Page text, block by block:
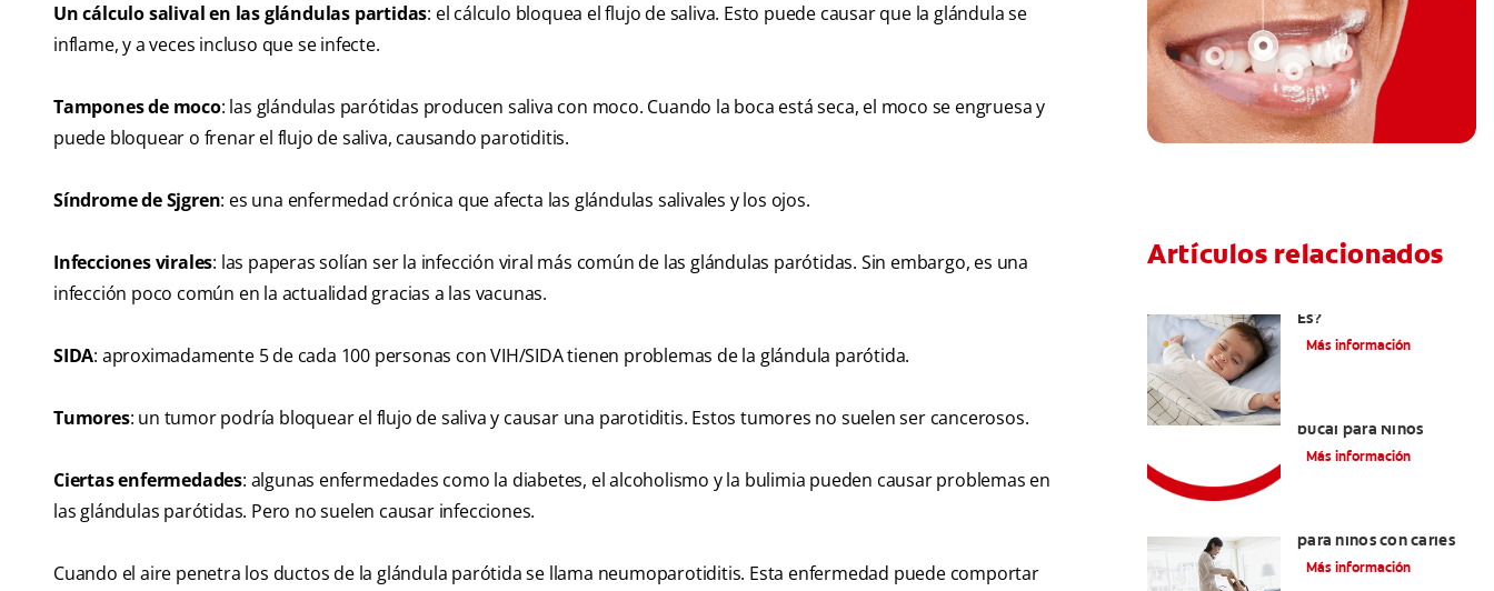
Un cálculo salival en las glándulas partidas: el cálculo bloquea el flujo de saliva. Esto puede causar que la glándula se
inflame, y a veces incluso que se infecte.
Tampones de moco: las glándulas parótidas producen saliva con moco. Cuando la boca está seca, el moco se engruesa y
puede bloquear o frenar el flujo de saliva, causando parotiditis.
Síndrome de Sjgren: es una enfermedad crónica que afecta las glándulas salivales y los ojos.
Infecciones virales: las paperas solían ser la infección viral más común de las glándulas parótidas. Sin embargo, es una
infección poco común en la actualidad gracias a las vacunas.
SIDA: aproximadamente 5 de cada 100 personas con VIH/SIDA tienen problemas de la glándula parótida.
Tumores: un tumor podría bloquear el flujo de saliva y causar una parotiditis. Estos tumores no suelen ser cancerosos.
Ciertas enfermedades: algunas enfermedades como la diabetes, el alcoholismo y la bulimia pueden causar problemas en
las glándulas parótidas. Pero no suelen causar infecciones.
Cuando el aire penetra los ductos de la glándula parótida se llama neumoparotiditis. Esta enfermedad puede comportar
Artículos relacionados
Es?
Más información
bucal para Niños
Más información
para niños con caries
Más información